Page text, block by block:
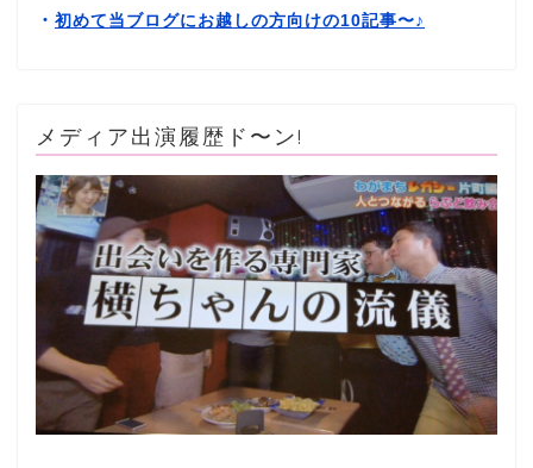
・ 初めて当ブログにお越しの方向けの10記事〜♪
メディア出演履歴ド〜ン!